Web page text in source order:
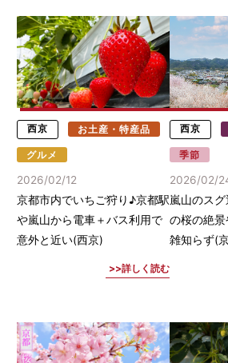
西京 お土産・特産品
グルメ
2026/02/12
京都市内でいちご狩り♪京都駅
や嵐山から電車＋バス利用で
意外と近い(西京)
詳しく読む
西京
季節
2026/02/
嵐山のス
の桜の絶
雑知らず(